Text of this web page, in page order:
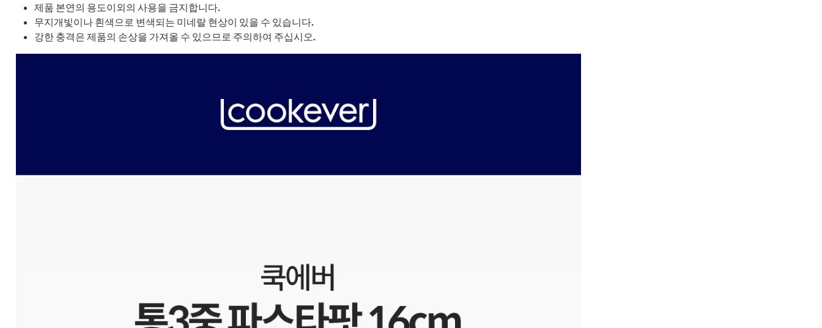
제품 본연의 용도이외의 사용을 금지합니다.
무지개빛이나 흰색으로 변색되는 미네랄 현상이 있을 수 있습니다.
강한 충격은 제품의 손상을 가져올 수 있으므로 주의하여 주십시오.